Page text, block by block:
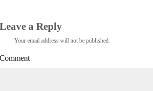
Leave a Reply
Your email address will not be published.
Comment